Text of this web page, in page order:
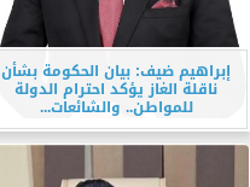
إبراهيم ضيف: بيان الحكومة بشأن
ناقلة الغاز يؤكد احترام الدولة
للمواطن.. والشائعات...